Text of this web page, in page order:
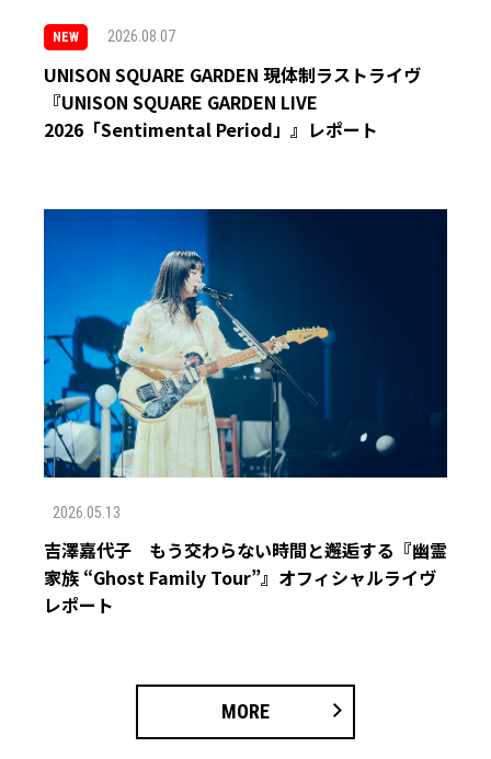
NEW 2026.08.07
UNISON SQUARE GARDEN 現体制ラストライヴ
『UNISON SQUARE GARDEN LIVE
2026「Sentimental Period」』レポート
2026.05.13
吉澤嘉代子 もう交わらない時間と邂逅する『幽霊
家族 “Ghost Family Tour”』オフィシャルライヴ
レポート
MORE